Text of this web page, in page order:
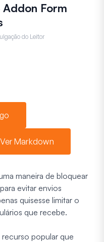
Form
do Leitor
Ver Markdown
maneira de bloquear
evitar envios
quisesse limitar o
que recebe.
popular que